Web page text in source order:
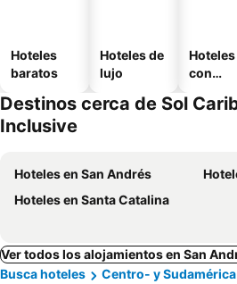
Hoteles
baratos
Hoteles de
lujo
Hoteles
con
Destinos cerca de Sol
Inclusive
Hoteles en San Andrés
Hoteles en Santa Catalina
Ver todos los alojamientos en San
Busca hoteles
Centro- y Sudamérica